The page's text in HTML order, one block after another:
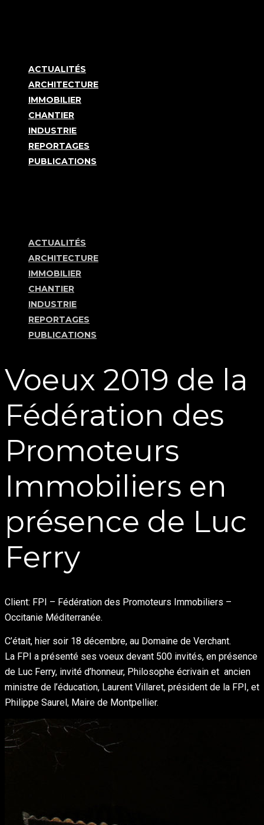
ACTUALITÉS
ARCHITECTURE
IMMOBILIER
CHANTIER
INDUSTRIE
REPORTAGES
PUBLICATIONS
ACTUALITÉS
ARCHITECTURE
IMMOBILIER
CHANTIER
INDUSTRIE
REPORTAGES
PUBLICATIONS
Voeux 2019 de la
Fédération des
Promoteurs
Immobiliers en
présence de Luc
Ferry
Client: FPI – Fédération des Promoteurs Immobiliers –
Occitanie Méditerranée.
C’était, hier soir 18 décembre, au Domaine de Verchant.
La FPI a présenté ses voeux devant 500 invités, en présence
de Luc Ferry, invité d’honneur, Philosophe écrivain et ancien
ministre de l’éducation, Laurent Villaret, président de la FPI, et
Philippe Saurel, Maire de Montpellier.